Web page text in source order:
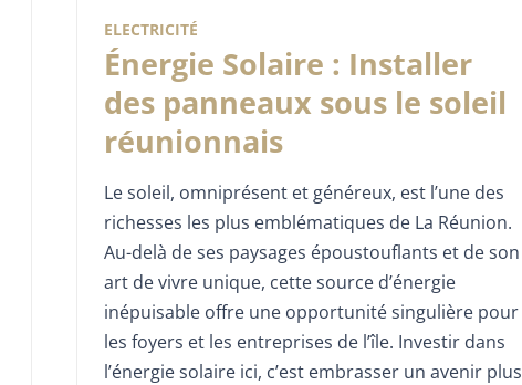
ELECTRICITÉ
Énergie Solaire : Installer
des panneaux sous le soleil
réunionnais
Le soleil, omniprésent et généreux, est l’une des
richesses les plus emblématiques de La Réunion.
Au-delà de ses paysages époustouflants et de son
art de vivre unique, cette source d’énergie
inépuisable offre une opportunité singulière pour
les foyers et les entreprises de l’île. Investir dans
l’énergie solaire ici, c’est embrasser un avenir plus